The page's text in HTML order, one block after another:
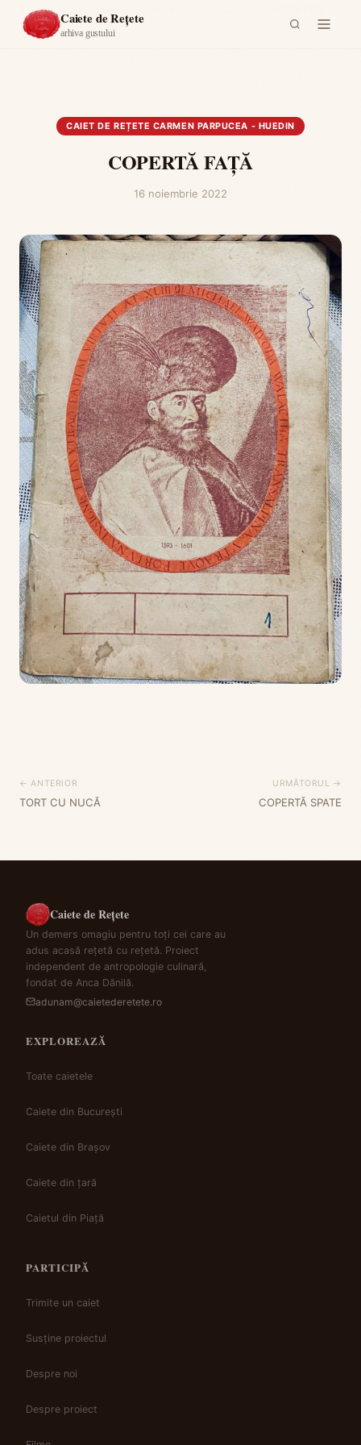
Caiete de Rețete
arhiva gustului
Acasă ›
CAIET DE REȚETE CARMEN PARPUCEA - HUEDIN
COPERTĂ FAȚĂ
16 noiembrie 2022
← ANTERIOR
TORT CU NUCĂ
URMĂTORUL →
COPERTĂ SPATE
Caiete de Rețete
Un demers omagiu pentru toți cei care au
adus acasă rețetă cu rețetă. Proiect
independent de antropologie culinară,
fondat de Anca Dănilă.
adunam@caietederetete.ro
EXPLOREAZĂ
Toate caietele
Caiete din București
Caiete din Brașov
Caiete din țară
Caietul din Piață
PARTICIPĂ
Trimite un caiet
Susține proiectul
Despre noi
Despre proiect